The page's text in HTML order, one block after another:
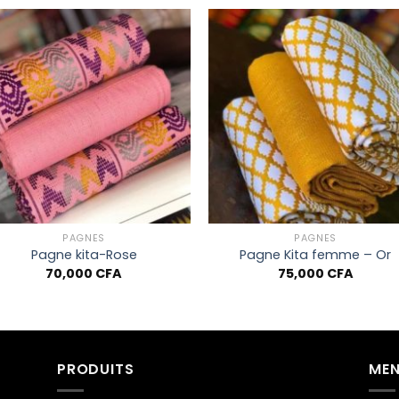
Ajouter à
la liste
de
souhaits
PAGNES
Pagne kita-Rose
70,000 CFA
la
de
+
PAGNES
Pagne Kita femme – Or
75,000 CFA
PRODUITS